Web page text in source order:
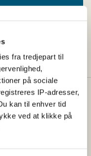
fra tredjepart til
på sociale
IP-adresser,
kan til enhver tid
ved at klikke på
søge om
med hele